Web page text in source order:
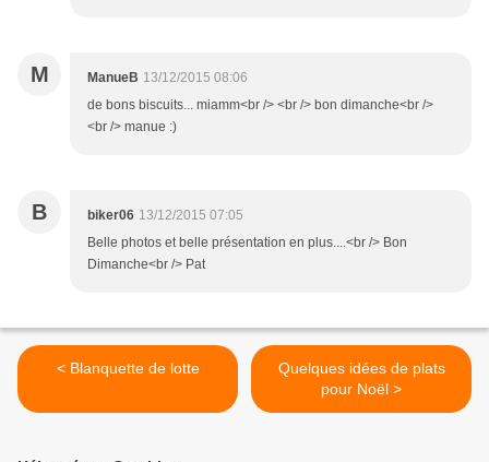
M ManueB 13/12/2015 08:06
de bons biscuits... miamm<br /> <br /> bon dimanche<br />
<br /> manue :)
B biker06 13/12/2015 07:05
Belle photos et belle présentation en plus....<br /> Bon
Dimanche<br /> Pat
< Blanquette de lotte
Quelques idées de plats
pour Noël >